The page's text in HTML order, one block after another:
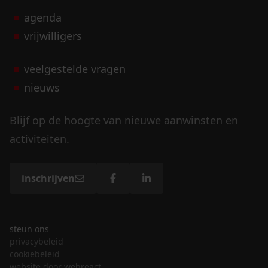
agenda
vrijwilligers
veelgestelde vragen
nieuws
Blijf op de hoogte van nieuwe aanwinsten en
activiteiten.
inschrijven
steun ons
privacybeleid
cookiebeleid